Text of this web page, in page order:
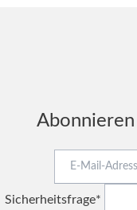
Adresse
Pflichtfeld
Sicherheitsfrage*